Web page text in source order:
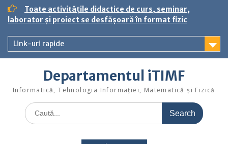
o
Toate activitățile didactice de curs, seminar,
laborator și proiect se desfășoară în format fizic
Link-uri rapide
Departamentul iTIMF
Informatică, Tehnologia Informației, Matematică și Fizică
S
e